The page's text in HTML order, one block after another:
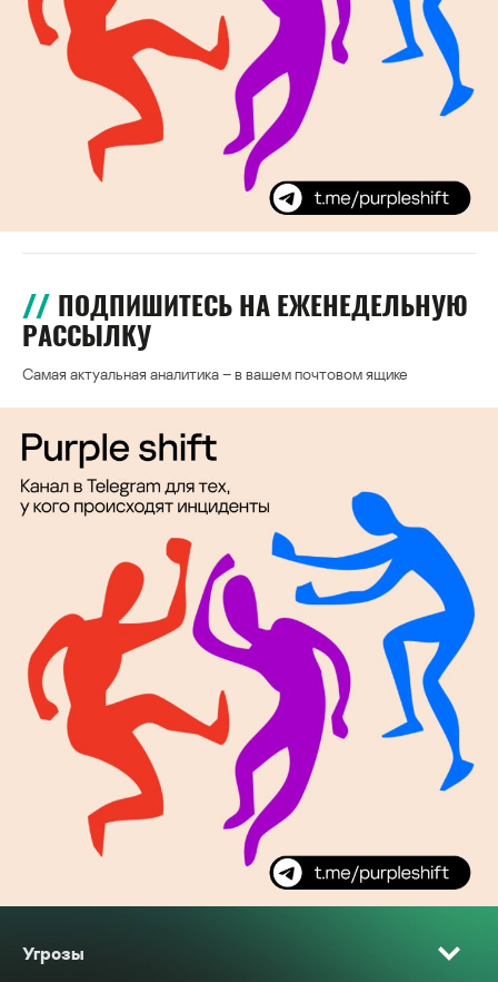
ПОДПИШИТЕСЬ НА ЕЖЕНЕДЕЛЬНУЮ
РАССЫЛКУ
Самая актуальная аналитика – в вашем почтовом ящике
Угрозы